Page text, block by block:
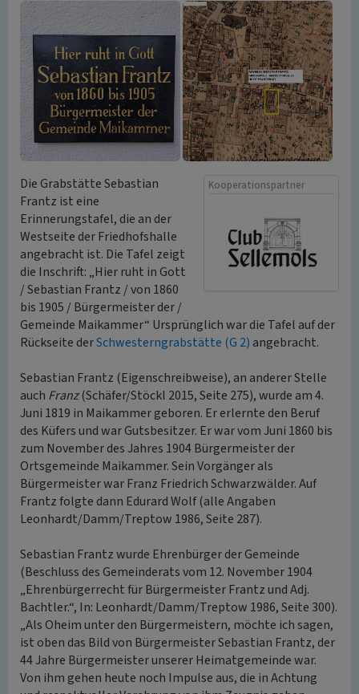
Kooperationspartner
Die Grabstätte Sebastian
Frantz ist eine
Erinnerungstafel, die an der
Westseite der Friedhofshalle
angebracht ist. Die Tafel zeigt
die Inschrift: „Hier ruht in Gott
/ Sebastian Frantz / von 1860
bis 1905 / Bürgermeister der /
Gemeinde Maikammer“ Ursprünglich war die Tafel auf der
Rückseite derSchwesterngrabstätte (G 2) angebracht.
Sebastian Frantz (Eigenschreibweise), an anderer Stelle
auch Franz(Schäfer/Stöckl 2015, Seite 275), wurde am 4.
Juni 1819 in Maikammer geboren. Er erlernte den Beruf
des Küfers und war Gutsbesitzer. Er war vom Juni 1860 bis
zum November des Jahres 1904 Bürgermeister der
Ortsgemeinde Maikammer. Sein Vorgänger als
Bürgermeister war Franz Friedrich Schwarzwälder. Auf
Frantz folgte dann Edurard Wolf (alle Angaben
Leonhardt/Damm/Treptow 1986, Seite 287).
Sebastian Frantz wurde Ehrenbürger der Gemeinde
(Beschluss des Gemeinderats vom 12. November 1904
„Ehrenbürgerrecht für Bürgermeister Frantz und Adj.
Bachtler.“, In: Leonhardt/Damm/Treptow 1986, Seite 300).
„Als Oheim unter den Bürgermeistern, möchte ich sagen,
ist oben das Bild von Bürgermeister Sebastian Frantz, der
44 Jahre Bürgermeister unserer Heimatgemeinde war.
Von ihm gehen heute noch Impulse aus, die in Achtung